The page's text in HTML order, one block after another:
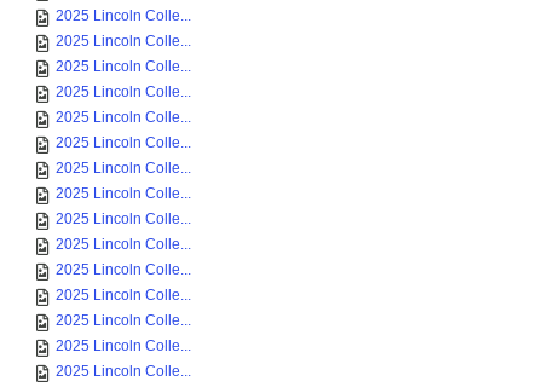
2025 Lincoln Colle...
2025 Lincoln Colle...
2025 Lincoln Colle...
2025 Lincoln Colle...
2025 Lincoln Colle...
2025 Lincoln Colle...
2025 Lincoln Colle...
2025 Lincoln Colle...
2025 Lincoln Colle...
2025 Lincoln Colle...
2025 Lincoln Colle...
2025 Lincoln Colle...
2025 Lincoln Colle...
2025 Lincoln Colle...
2025 Lincoln Colle...